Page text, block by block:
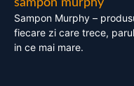
sampon murphy
Sampon Murphy –
fiecare zi care trece,
in ce mai mare.